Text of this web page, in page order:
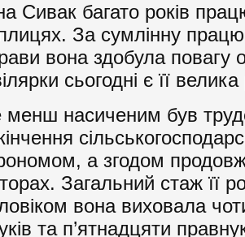
Сивак багато років
За сумлінну
вона здобула повагу
сьогодні є її
менш насиченим був
а згодом
Загальний стаж її
вона виховала
та п’ятнадцяти